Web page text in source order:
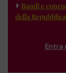
Bandi e
della
Entra